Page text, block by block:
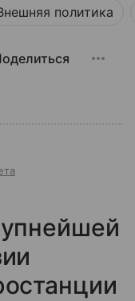
политика